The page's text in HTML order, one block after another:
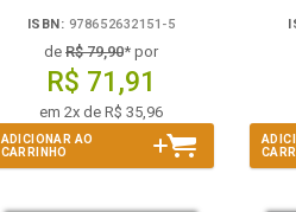
ISBN: 978652632151-5
de R$ 79,90* por
R$ 71,91
em 2x de R$ 35,96
ADICIONAR AO
CARRINHO